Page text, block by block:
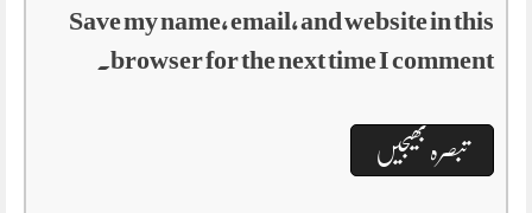
Save my name, email, and website in this
browser for the next time I comment.